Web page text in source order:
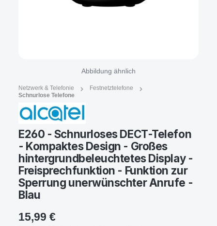
Abbildung ähnlich
Netzwerk & Telefonie
Festnetztelefone
Schnurlose Telefone
E260 - Schnurloses DECT-Telefon
- Kompaktes Design - Großes
hintergrundbeleuchtetes Display -
Freisprechfunktion - Funktion zur
Sperrung unerwünschter Anrufe -
Blau
15,99 €